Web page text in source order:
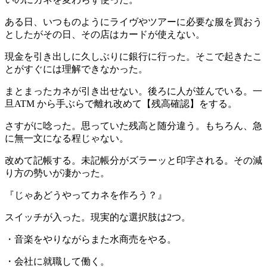
ある日、いつものようにライヴやツアーに必要な服を買おう
としたがその日、その店はカードが使えない。
現金を引き出しに久しぶりに銀行に行った。そこで起きたこ
とがすぐには理解できなかった。
まとまったカネが引き出せない。後ろに人が並んでいる。一
旦ATM から手ぶらで離れ改めて【残高確認】をする。
さすがに唸った。思っていた残高と随分違う。もちろん、急
に無一文になる程じゃない。
改めて記帳する。未記帳分がズラーッと印字される。その減
り方の勢いが凄かった。
『 じゃあどうやってカネを作ろう？ 』
スイッチが入った。現実的な選択肢は2つ。
・ 音楽をやりながらまた水商売をやる 。
・ 会社に就職して働く 。